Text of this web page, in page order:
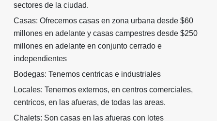
sectores de la ciudad.
Casas: Ofrecemos casas en zona urbana desde $60
millones en adelante y casas campestres desde $250
millones en adelante en conjunto cerrado e
independientes
Bodegas: Tenemos centricas e industriales
Locales: Tenemos externos, en centros comerciales,
centricos, en las afueras, de todas las areas.
Chalets: Son casas en las afueras con lotes